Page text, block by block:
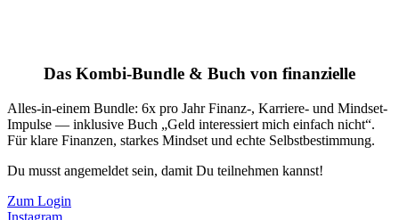
Das Kombi-Bundle & Buch von finanzielle
Alles-in-einem Bundle: 6x pro Jahr Finanz-, Karriere- und Mindset-
Impulse — inklusive Buch „Geld interessiert mich einfach nicht“.
Für klare Finanzen, starkes Mindset und echte Selbstbestimmung.
Du musst angemeldet sein, damit Du teilnehmen kannst!
Zum Login
Instagram